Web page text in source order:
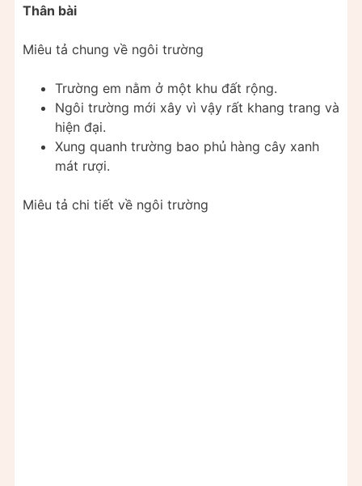
Thân bài
Miêu tả chung về ngôi trường
Trường em nằm ở một khu đất rộng.
Ngôi trường mới xây vì vậy rất khang trang và
hiện đại.
Xung quanh trường bao phủ hàng cây xanh
mát rượi.
Miêu tả chi tiết về ngôi trường